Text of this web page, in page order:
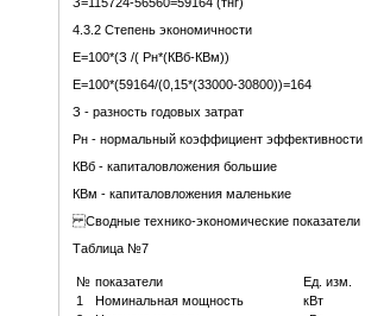
4.3.2 Степень экономичности
Е=100*(З /( Рн*(КВб-КВм))
Е=100*(59164/(0,15*(33000-30800))=164
З - разность годовых затрат
Рн - нормальный коэффициент эффективности
КВб - капиталовложения большие
КВм - капиталовложения маленькие
Сводные технико-экономические показатели
Таблица №7
№ показатели
Ед. изм.
1
Номинальная мощность
кВт